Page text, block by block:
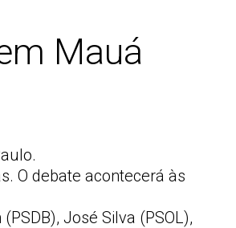
Mauá
O debate acontecerá às
José Silva (PSOL),